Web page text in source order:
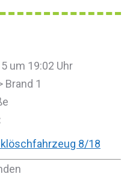
Sie befinden sich hier:
um 19:02 Uhr
Brand 1
8/18